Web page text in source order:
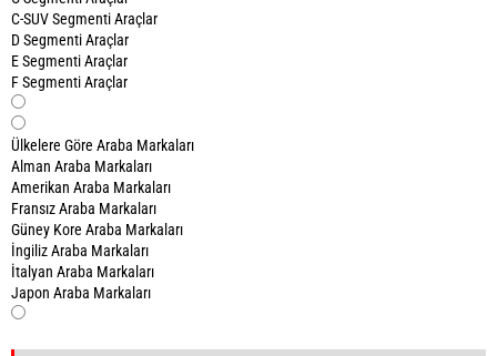
C-SUV Segmenti Araçlar
D Segmenti Araçlar
E Segmenti Araçlar
F Segmenti Araçlar
Ülkelere Göre Araba Markaları
Alman Araba Markaları
Amerikan Araba Markaları
Fransız Araba Markaları
Güney Kore Araba Markaları
İngiliz Araba Markaları
İtalyan Araba Markaları
Japon Araba Markaları